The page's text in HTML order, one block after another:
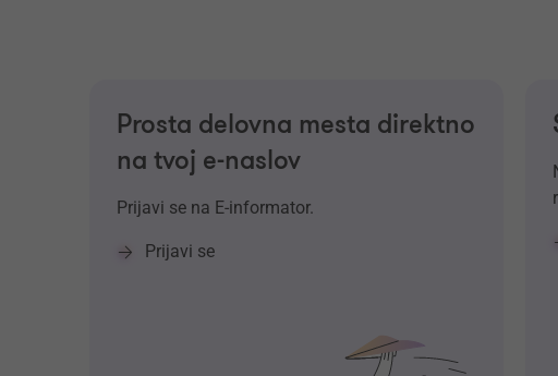
Prosta delovna mesta direktno
na tvoj e-naslov
Prijavi se na E-informator.
Prijavi se